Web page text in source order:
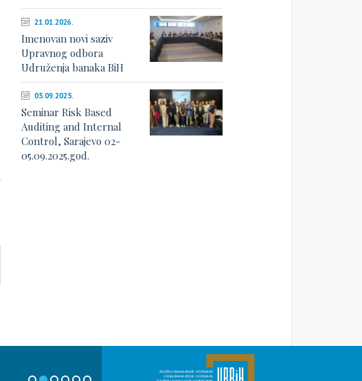
21.01.2026.
Imenovan novi saziv
Upravnog odbora
Udruženja banaka BiH
05.09.2025.
Seminar Risk Based
Auditing and Internal
Control, Sarajevo 02-
05.09.2025.god.